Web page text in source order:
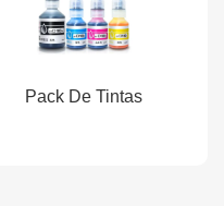
Pack De Tintas